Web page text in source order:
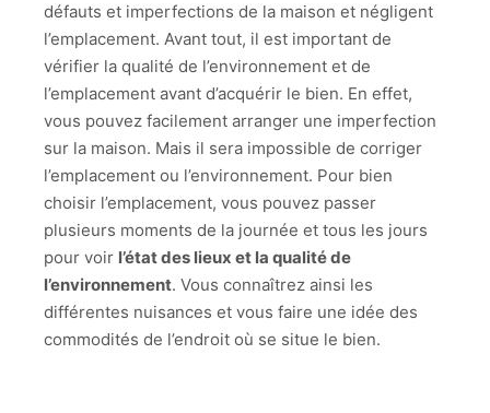
défauts et imperfections de la maison et négligent
l’emplacement. Avant tout, il est important de
vérifier la qualité de l’environnement et de
l’emplacement avant d’acquérir le bien. En effet,
vous pouvez facilement arranger une imperfection
sur la maison. Mais il sera impossible de corriger
l’emplacement ou l’environnement. Pour bien
choisir l’emplacement, vous pouvez passer
plusieurs moments de la journée et tous les jours
pour voir l’état des lieux et la qualité de
l’environnement. Vous connaîtrez ainsi les
différentes nuisances et vous faire une idée des
commodités de l’endroit où se situe le bien.